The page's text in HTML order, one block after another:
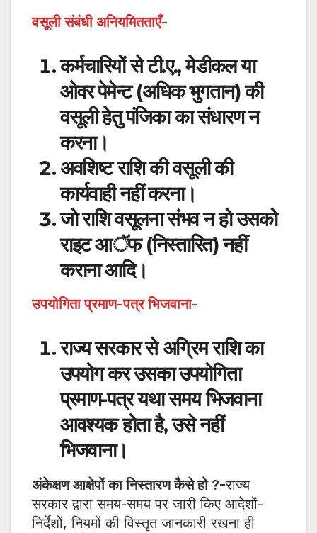
वसूली संबंधी अनियमितताएँ-
कर्मचारियों से टी.ए., मेडीकल या
ओवर पेमेन्ट (अधिक भुगतान) की
वसूली हेतु पंजिका का संधारण न
करना।
अवशिष्ट राशि की वसूली की
कार्यवाही नहीं करना।
जो राशि वसूलना संभव न हो उसको
राइट आॅफ (निस्तारित) नहीं
कराना आदि।
उपयोगिता प्रमाण-पत्र भिजवाना-
राज्य सरकार से अग्रिम राशि का
उपयोग कर उसका उपयोगिता
प्रमाण-पत्र यथा समय भिजवाना
आवश्यक होता है, उसे नहीं
भिजवाना।
अंकेक्षण आक्षेपों का निस्तारण कैसे हो ?-राज्य
सरकार द्वारा समय-समय पर जारी किए आदेशों-
निर्देशों, नियमों की विस्तृत जानकारी रखना ही